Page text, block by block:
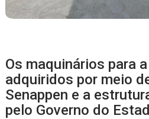
Os maquinários para
adquiridos por meio
Senappen e a
pelo Governo do